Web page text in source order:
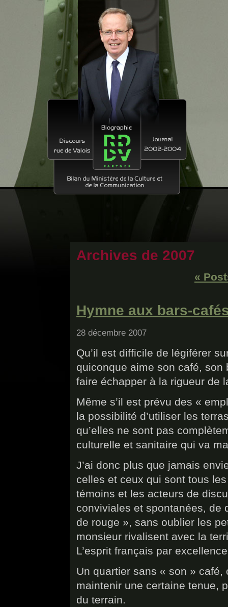
Archives de 2007
«
Hymne aux bars-
28 décembre 2007
Qu’il est difficile de légiférer
quiconque aime son café,
faire échapper à la rigueur de
Même s’il est prévu des «
la possibilité d’utiliser les
qu’elles ne sont pas
culturelle et sanitaire qui va
J’ai donc plus que jamais
celles et ceux qui sont tous
témoins et les acteurs de
conviviales et spontanées, de
de rouge », sans oublier les
monsieur rivalisent avec la
L’esprit français par
Un quartier sans « son »
maintenir une certaine tenue,
du terrain.